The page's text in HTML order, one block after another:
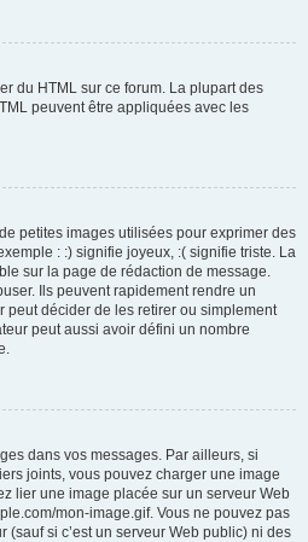
du HTML sur ce forum. La plupart des
peuvent être appliquées avec les
petites images utilisées pour exprimer des
: :) signifie joyeux, :( signifie triste. La
sur la page de rédaction de message.
Ils peuvent rapidement rendre un
peut décider de les retirer ou simplement
peut aussi avoir défini un nombre
dans vos messages. Par ailleurs, si
joints, vous pouvez charger une image
lier une image placée sur un serveur Web
mon-image.gif. Vous ne pouvez pas
(sauf si c’est un serveur Web public) ni des